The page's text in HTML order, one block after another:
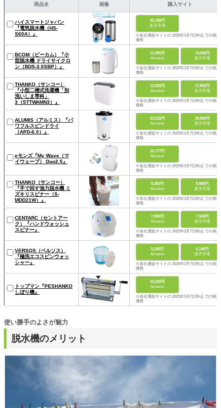
商品名 画像 購入サイト
ハイスマートジャパン
『電気脱水機（HS-
S60A）』
65,780円
楽天市場
※各社通販サイトの 2025年3月7日時点 での税込
価格
BCOM（ビーカム）『小
型脱水機 ドライサイクロ
ン（BDS-3.0SBP）』
11,990円
Amazon
14,058円
楽天市場
※各社通販サイトの 2025年3月7日時点 での税込
価格
THANKO（サンコー）
『小型二槽式洗濯機「別
洗いしま専科」
3（STTWAMN3）』
13,550円
Amazon
17,800円
楽天市場
※各社通販サイトの 2025年3月7日時点 での税込
価格
ALUMIS（アルミス）『パ
ワフルスピンドライ
（APD-6.0）』
23,615円
Amazon
29,800円
楽天市場
※各社通販サイトの 2025年3月7日時点 での税込
価格
eモンズ『My Wave（マ
イウェーブ） Duo2.5』
15,777円
Amazon
※各社通販サイトの 2025年3月7日時点 での税込
価格
THANKO（サンコー）
『手で回す強力脱水機 ミ
ズキリスピナー（S-
MDD21W）』
8,280円
Amazon
8,980円
楽天市場
※各社通販サイトの 2025年3月7日時点 での税込
価格
CENTARC（セントアー
ク）『ハンドウォッシュ
スピナー』
7,980円
Amazon
7,500円
楽天市場
※各社通販サイトの 2025年3月7日時点 での税込
価格
VERSOS（ベルソス）
『極洗エコスピンウォッ
シャー』
5,245円
Amazon
5,146円
楽天市場
※各社通販サイトの 2025年3月7日時点 での税込
価格
トップマン『PESHANKO
しぼり機』
24,200円
Amazon
※各社通販サイトの 2025年3月7日時点 での税込
価格
脱水機のメリット
使い勝手のよさが魅力